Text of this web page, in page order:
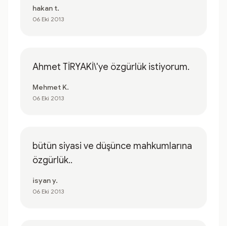
hakan t.
06 Eki 2013
Ahmet TİRYAKİ\'ye özgürlük istiyorum.
Mehmet K.
06 Eki 2013
bütün siyasi ve düşünce mahkumlarına
özgürlük..
isyan y.
06 Eki 2013